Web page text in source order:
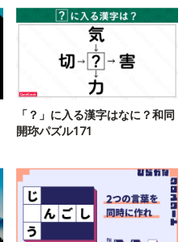
「？」に入る漢字はなに？和同
開珎パズル171